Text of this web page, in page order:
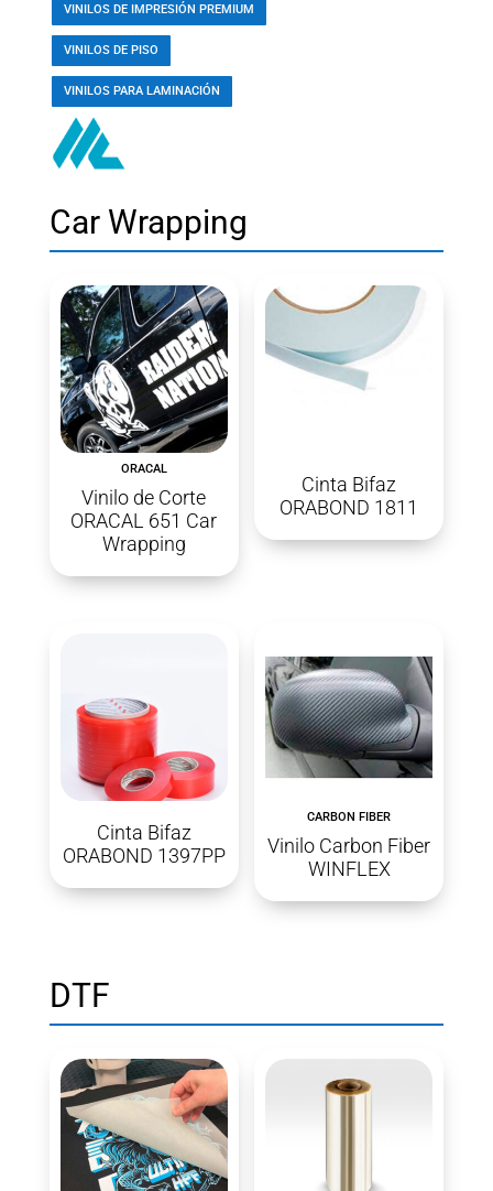
VINILOS DE IMPRESIÓN PREMIUM
VINILOS DE PISO
VINILOS PARA LAMINACIÓN
Car Wrapping
ORACAL
Vinilo de Corte
ORACAL 651 Car
Wrapping
Cinta Bifaz
ORABOND 1811
Cinta Bifaz
ORABOND 1397PP
CARBON FIBER
Vinilo Carbon Fiber
WINFLEX
DTF